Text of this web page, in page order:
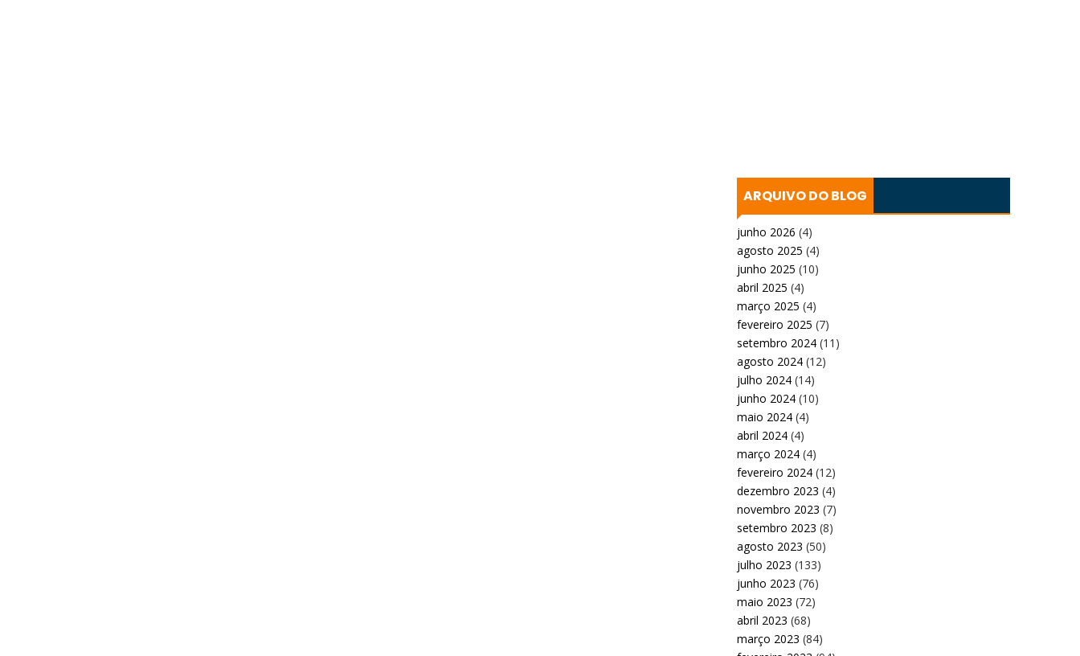
ARQUIVO DO BLOG
junho 2026 (4)
agosto 2025 (4)
junho 2025 (10)
abril 2025 (4)
março 2025 (4)
fevereiro 2025 (7)
setembro 2024 (11)
agosto 2024 (12)
julho 2024 (14)
junho 2024 (10)
maio 2024 (4)
abril 2024 (4)
março 2024 (4)
fevereiro 2024 (12)
dezembro 2023 (4)
novembro 2023 (7)
setembro 2023 (8)
agosto 2023 (50)
julho 2023 (133)
junho 2023 (76)
maio 2023 (72)
abril 2023 (68)
março 2023 (84)